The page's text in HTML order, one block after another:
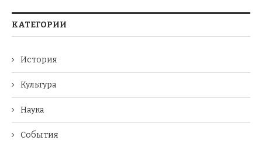
КАТЕГОРИИ
История
Культура
Наука
События